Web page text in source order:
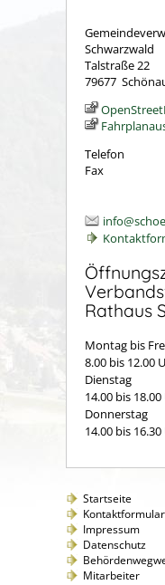
Schwarzwald
Talstraße 22
79677
Telefon
Fax
Rathaus
Montag bis
8.00 bis 12.00
14.00 bis
Donnerstag
14.00 bis
Startseite
Kontaktformular
Impressum
Datenschutz
Mitarbeiter